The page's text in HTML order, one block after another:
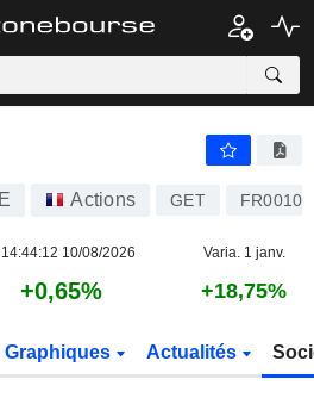
Actions GET
14:44:12 10/08/2026 Varia. 1 janv.
+0,65% +18,75%
Graphiques Actualités